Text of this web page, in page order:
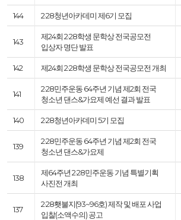
144 2·28청년아카데미 제6기 모집
143
제24회 2·28학생 문학상 전국공모전
입상자 명단 발표
142 제24회 2·28학생 문학상 전국공모전 개최
141
2·28민주운동 64주년 기념 제2회 전국
청소년 댄스&가요제 예선 결과 발표
140 2·28청년아카데미 5기 모집
139
2·28민주운동 64주년 기념 제2회 전국
청소년 댄스&가요제
138
제64주년 2·28민주운동 기념 특별기획
사진전 개최
137
2·28횃불지(93~96호) 제작 및 배포 사업
입찰(소액수의) 공고